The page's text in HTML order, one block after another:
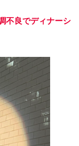
不良でディナーシ